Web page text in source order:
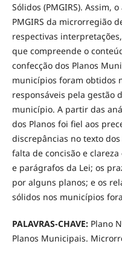
Sólidos (PMGIRS). Assim,
PMGIRS da microrregião
respectivas
que compreende o
confecção dos Planos
municípios foram obtidos
responsáveis pela gestão
município. A partir das
dos Planos foi fiel aos
discrepâncias no texto
falta de concisão e
e parágrafos da Lei; os
por alguns planos; e os
sólidos nos municípios
PALAVRAS-CHAVE:Plano
Planos Municipais.